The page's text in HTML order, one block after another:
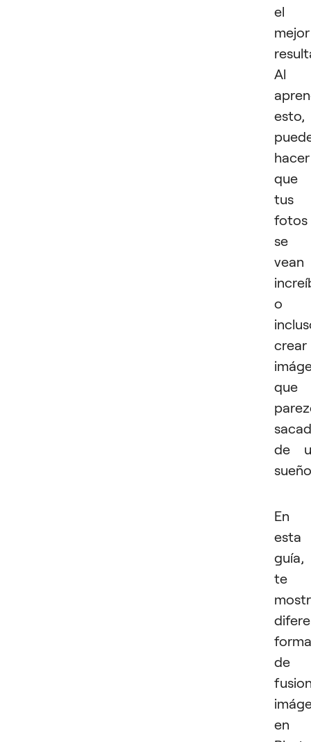
el
mejor
Al
esto,
hacer
que
tus
fotos
se
vean
o
crear
que
de
En
esta
guía,
te
de
en